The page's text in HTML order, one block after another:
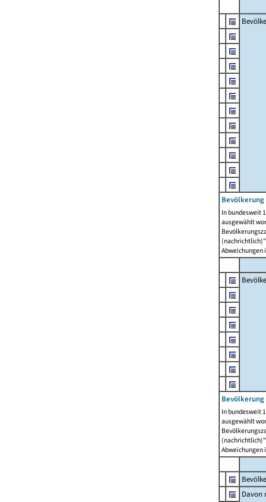
In bundesweit
ausgewählt
Abweichungen
In bundesweit
ausgewählt
Abweichungen
Davon